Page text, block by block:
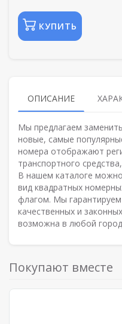
КУПИТЬ
ОПИСАНИЕ
Мы предлагаем
новые, самые
номера отображают
транспортного
В нашем каталоге
вид квадратных
флагом. Мы
качественных и
возможна в любой
Покупают вместе